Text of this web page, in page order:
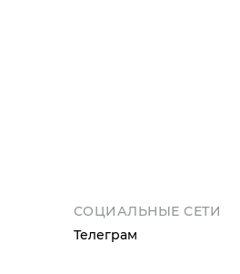
СОЦИАЛЬНЫЕ СЕТИ
Телеграм